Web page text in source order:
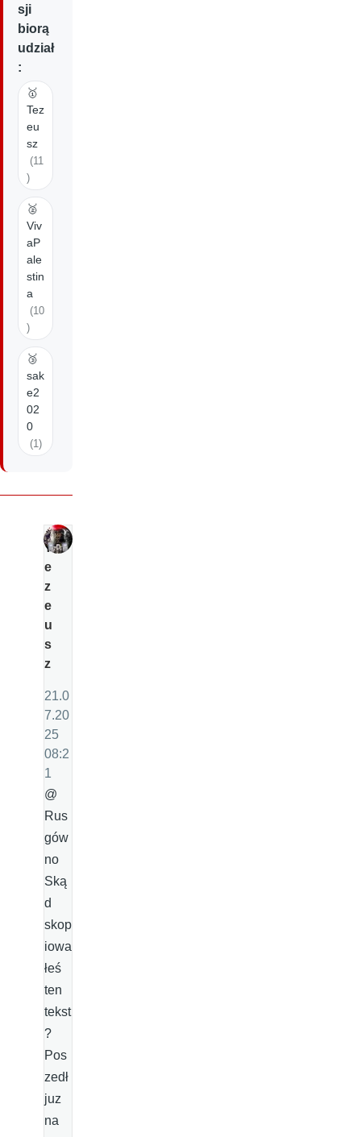
sji
biorą
udział
:
🥇
Tez
eu
sz
(11
)
🥈
Viv
aP
ale
stin
a
(10
)
🥉
sak
e2
02
0
(1)
T
e
z
e
u
s
z
21.0
7.20
25
08:2
1
@
Rus
gów
no
Ską
d
skop
iowa
łeś
ten
tekst
?
Pos
zedł
juz
na